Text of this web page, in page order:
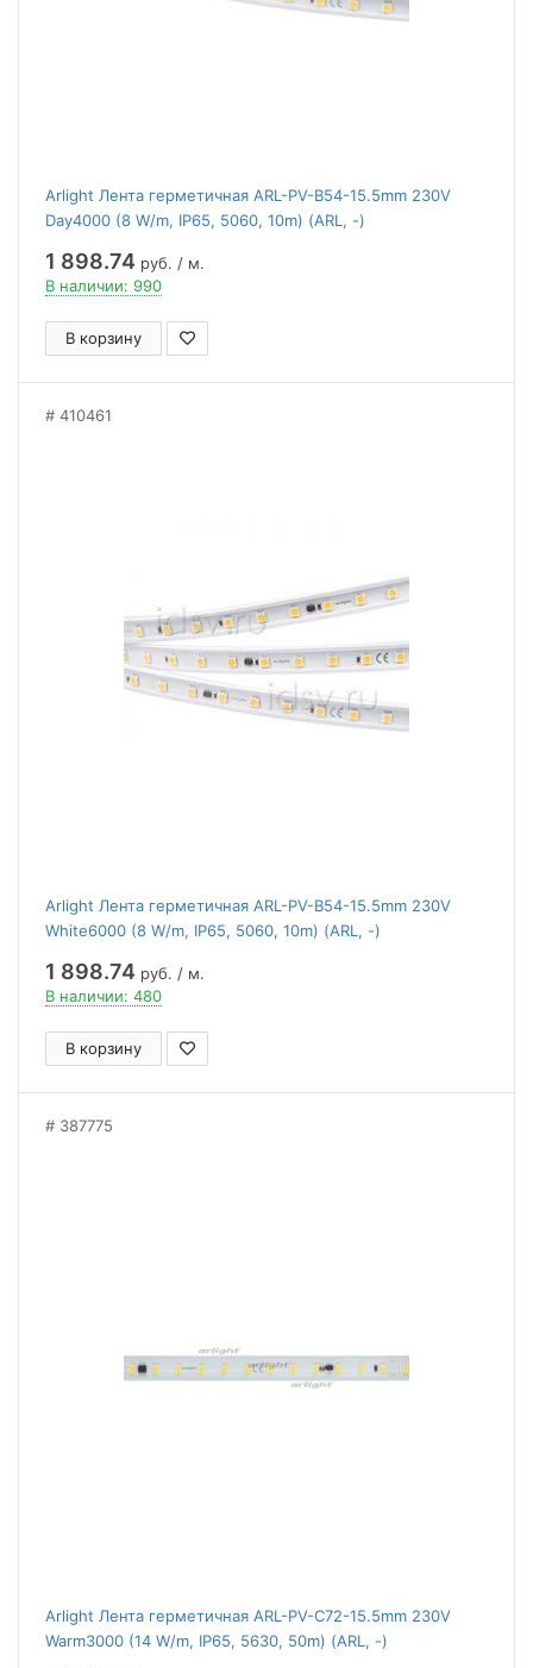
Arlight Лента герметичная ARL-PV-B54-15.5mm 230V
Day4000 (8 W/m, IP65, 5060, 10m) (ARL, -)
1 898.74 руб. / м.
В наличии: 990
В корзину
410461
Arlight Лента герметичная ARL-PV-B54-15.5mm 230V
White6000 (8 W/m, IP65, 5060, 10m) (ARL, -)
1 898.74 руб. / м.
В наличии: 480
В корзину
387775
Arlight Лента герметичная ARL-PV-C72-15.5mm 230V
Warm3000 (14 W/m, IP65, 5630, 50m) (ARL, -)